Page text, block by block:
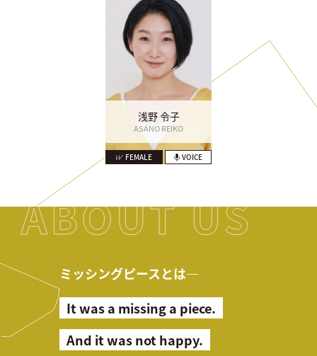
浅野 令子
ASANO REIKO
FEMALE VOICE
ミッシングピースとは―
It was a missing a piece.
And it was not happy.